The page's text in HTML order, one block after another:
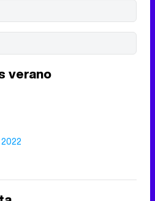
verano